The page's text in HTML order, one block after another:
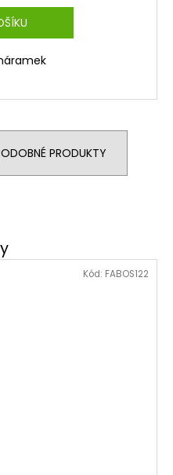
PRODUKTY
Kód: FABOS122